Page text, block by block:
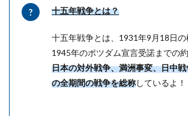
十五年戦争とは？
十五年戦争とは、1931年9月18日の
1945年のポツダム宣言受諾までの
日本の対外戦争、満洲事変、日中
の全期間の戦争を総称しているよ！